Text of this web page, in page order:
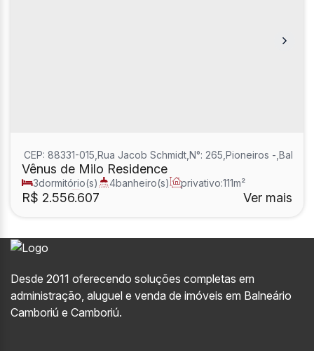
Vênus de Milo Residence
R$ 2.556.607
CEP: 88331-015 Rua Jacob Schmidt N°: 265 Pioneiros
3dormitório(s) 4banheiro(s) privativo:111m²
2 sala(s) 3suíte(s) Ver mais
Desde 2011 oferecendo soluções completas em
administração, aluguel e venda de imóveis em Balneário
Camboriú e Camboriú.